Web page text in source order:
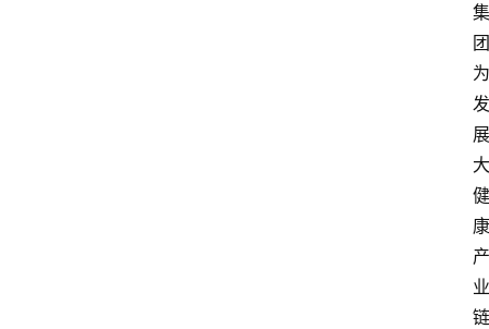
集
团
为
发
展
大
健
康
产
业
链